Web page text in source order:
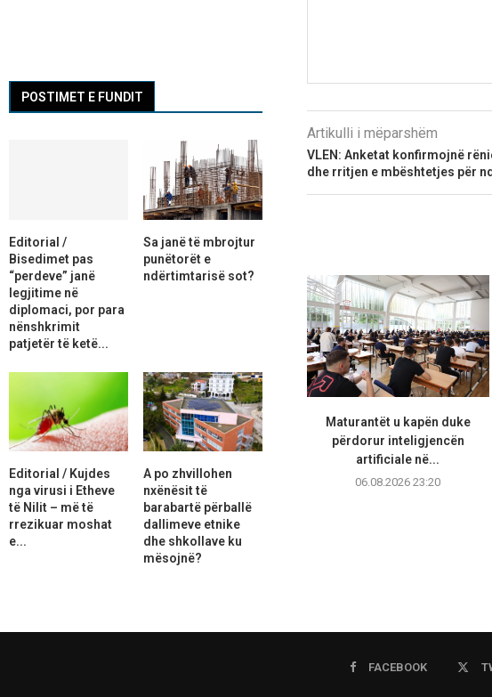
Artikulli i mëparshëm
VLEN: Anketat konfirmojnë
dhe rritjen e mbështetjes për
Maturantët u kapën duke
përdorur inteligjencën
artificiale në...
06.08.2026 23:20
POSTIMET E FUNDIT
Editorial /
Bisedimet pas
“perdeve” janë
legjitime në
diplomaci, por para
nënshkrimit
patjetër të ketë...
Sa janë të mbrojtur
punëtorët e
ndërtimtarisë sot?
Editorial / Kujdes
nga virusi i Etheve
të Nilit – më të
rrezikuar moshat
e...
A po zhvillohen
nxënësit të
barabartë përballë
dallimeve etnike
dhe shkollave ku
mësojnë?
FACEBOOK